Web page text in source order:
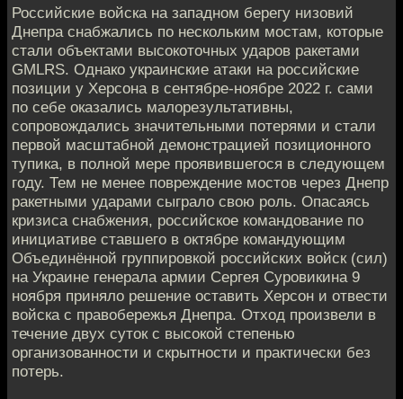
Российские войска на западном берегу низовий
Днепра снабжались по нескольким мостам, которые
стали объектами высокоточных ударов ракетами
GMLRS. Однако украинские атаки на российские
позиции у Херсона в сентябре-ноябре 2022 г. сами
по себе оказались малорезультативны,
сопровождались значительными потерями и стали
первой масштабной демонстрацией позиционного
тупика, в полной мере проявившегося в следующем
году. Тем не менее повреждение мостов через Днепр
ракетными ударами сыграло свою роль. Опасаясь
кризиса снабжения, российское командование по
инициативе ставшего в октябре командующим
Объединённой группировкой российских войск (сил)
на Украине генерала армии Сергея Суровикина 9
ноября приняло решение оставить Херсон и отвести
войска с правобережья Днепра. Отход произвели в
течение двух суток с высокой степенью
организованности и скрытности и практически без
потерь.